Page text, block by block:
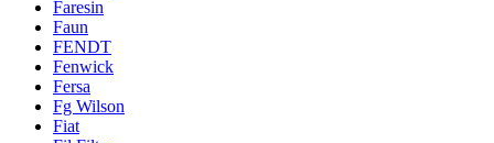
Faresin
Faun
FENDT
Fenwick
Fersa
Fg Wilson
Fiat